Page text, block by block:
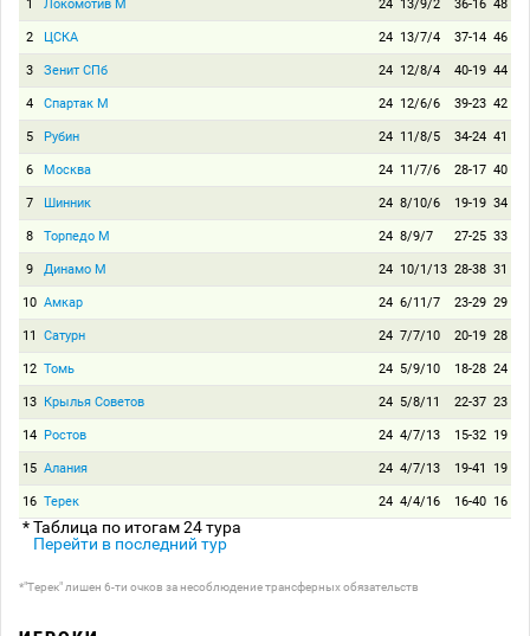
1 Локомотив М 24 13/9/2 36-16 48
2 ЦСКА 24 13/7/4 37-14 46
3 Зенит СПб 24 12/8/4 40-19 44
4 Спартак М 24 12/6/6 39-23 42
5 Рубин 24 11/8/5 34-24 41
6 Москва 24 11/7/6 28-17 40
7 Шинник 24 8/10/6 19-19 34
8 Торпедо М 24 8/9/7 27-25 33
9 Динамо М 24 10/1/13 28-38 31
10 Амкар 24 6/11/7 23-29 29
11 Сатурн 24 7/7/10 20-19 28
12 Томь 24 5/9/10 18-28 24
13 Крылья Советов 24 5/8/11 22-37 23
14 Ростов 24 4/7/13 15-32 19
15 Алания 24 4/7/13 19-41 19
16 Терек 24 4/4/16 16-40 16
* Таблица по итогам 24 тура
Перейти в последний тур
*"Терек" лишен 6-ти очков за несоблюдение трансферных обязательств